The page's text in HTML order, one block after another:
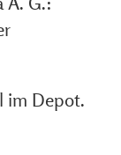
im Depot.